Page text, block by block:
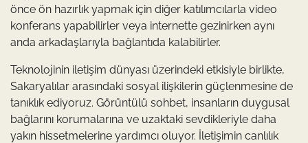
önce ön hazırlık yapmak için diğer katılımcılarla video
konferans yapabilirler veya internette gezinirken aynı
anda arkadaşlarıyla bağlantıda kalabilirler.
Teknolojinin iletişim dünyası üzerindeki etkisiyle birlikte,
Sakaryalılar arasındaki sosyal ilişkilerin güçlenmesine de
tanıklık ediyoruz. Görüntülü sohbet, insanların duygusal
bağlarını korumalarına ve uzaktaki sevdikleriyle daha
yakın hissetmelerine yardımcı oluyor. İletişimin canlılık